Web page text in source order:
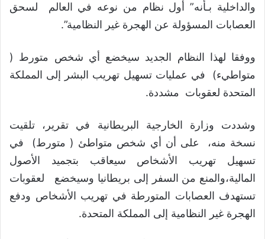
والداخلية بـأنه” أول نظام من نوعه في العالم لسحق
العصابات المسؤولة عن الهجرة غير النظامية”.
ووفقا لهذا النظام الجديد سيخضع أي شخص متورط (
متواطيء) في عمليات تسهيل تهريب البشر إلى المملكة
المتحدة لعقوبات مشددة.
وشددت وزارة الخارجية البريطانية في تقرير، تلقيت
نسخة منه، على أن أي شخص متواطئ ( متورط) في
تسهيل تهريب الأشخاص سيعاقب بتجميد الأصول
المالية،والمنع من السفر إلى بريطانيا وسيخضع لعقوبات
تستهدف العصابات المتورطة في تهريب الأشخاص ودفع
الهجرة غير النظامية إلى المملكة المتحدة.